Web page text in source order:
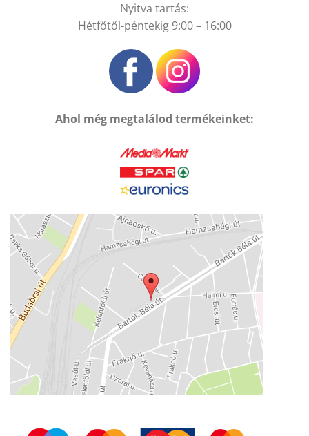
Nyitva tartás:
Hétfőtől-péntekig 9:00 – 16:00
Ahol még megtalálod termékeinket: